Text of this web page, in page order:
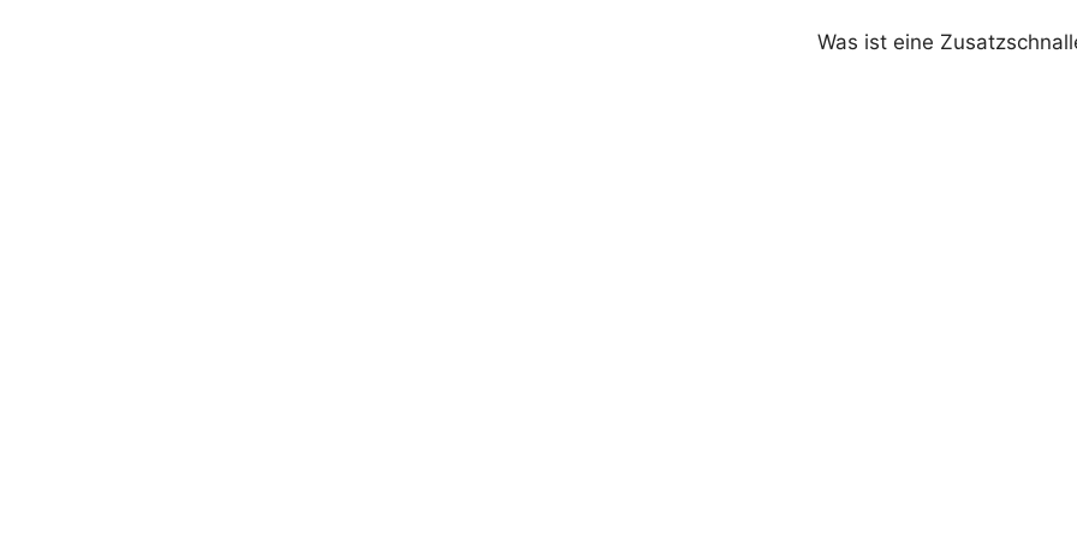
Was ist eine